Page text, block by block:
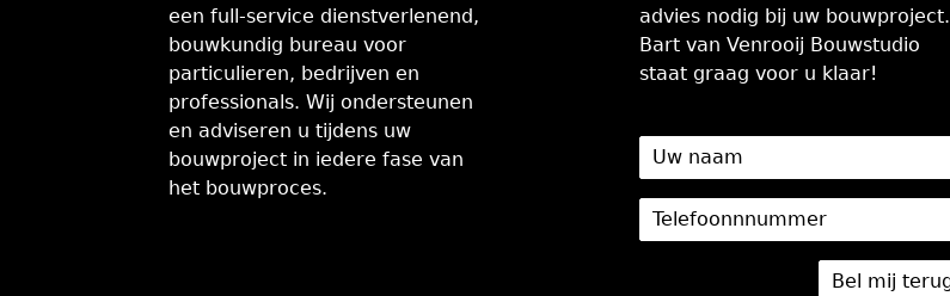
een full-service dienstverlenend,
bouwkundig bureau voor
particulieren, bedrijven en
professionals. Wij ondersteunen
en adviseren u tijdens uw
bouwproject in iedere fase van
het bouwproces.
advies nodig bij uw bouwproject.
Bart van Venrooij Bouwstudio
staat graag voor u klaar!